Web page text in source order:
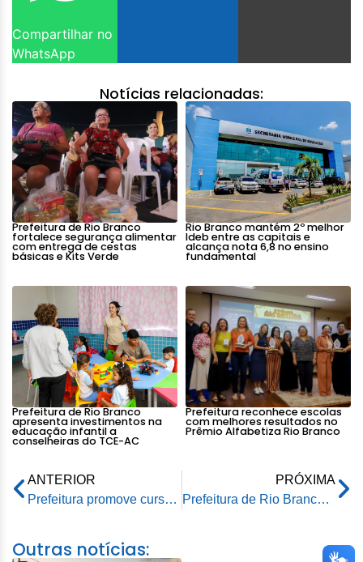
Compartilhar no
WhatsApp
Notícias relacionadas:
Prefeitura de Rio Branco
fortalece segurança alimentar
com entrega de cestas
básicas e Kits Verde
Rio Branco mantém 2º melhor
Ideb entre as capitais e
alcança nota 6,8 no ensino
fundamental
Prefeitura de Rio Branco
apresenta investimentos na
educação infantil a
conselheiras do TCE-AC
Prefeitura reconhece escolas
com melhores resultados no
Prêmio Alfabetiza Rio Branco
ANTERIOR
Prefeitura promove curso de Especialização em Gestão Escolar para gestores da rede municipal de ensino
PRÓXIMA
Prefeitura de Rio Branco lança programa de coleta seletiva
Outras notícias: